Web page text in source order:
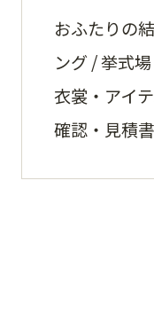
おふたりの
ング / 挙式
衣裳・アイ
確認・見積